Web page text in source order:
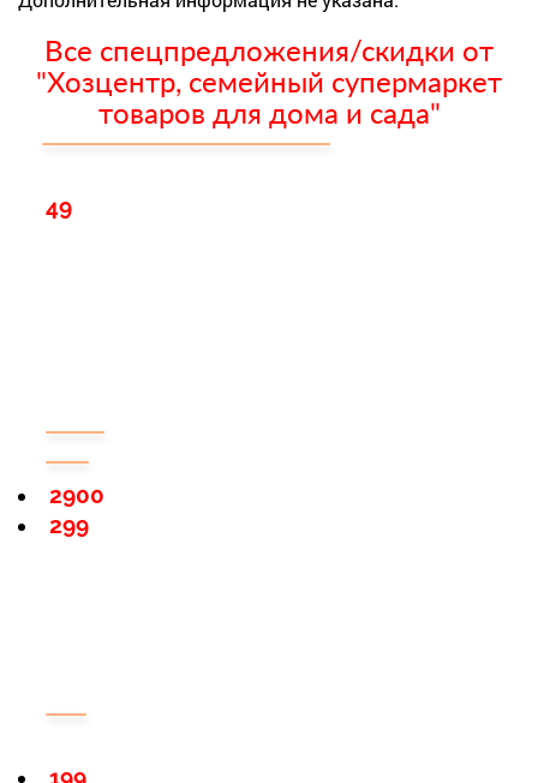
Все спецпредложения/скидки от
"Хозцентр, семейный супермаркет
товаров для дома и сада"
49
299
2900
199